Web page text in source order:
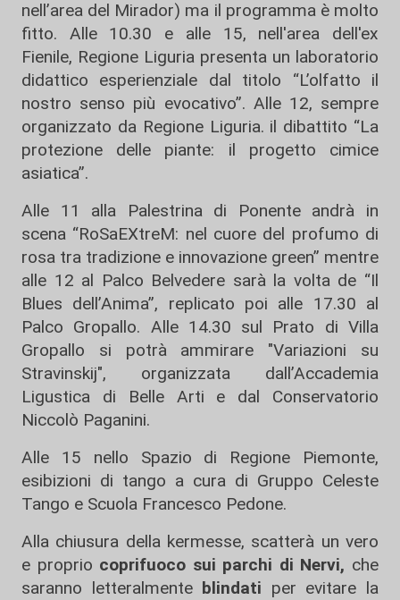
nell’area del Mirador) ma il programma è molto
fitto. Alle 10.30 e alle 15, nell'area dell'ex
Fienile, Regione Liguria presenta un laboratorio
didattico esperienziale dal titolo “L’olfatto il
nostro senso più evocativo”. Alle 12, sempre
organizzato da Regione Liguria. il dibattito “La
protezione delle piante: il progetto cimice
asiatica”.
Alle 11 alla Palestrina di Ponente andrà in
scena “RoSaEXtreM: nel cuore del profumo di
rosa tra tradizione e innovazione green” mentre
alle 12 al Palco Belvedere sarà la volta de “Il
Blues dell’Anima”, replicato poi alle 17.30 al
Palco Gropallo. Alle 14.30 sul Prato di Villa
Gropallo si potrà ammirare "Variazioni su
Stravinskij", organizzata dall’Accademia
Ligustica di Belle Arti e dal Conservatorio
Niccolò Paganini.
Alle 15 nello Spazio di Regione Piemonte,
esibizioni di tango a cura di Gruppo Celeste
Tango e Scuola Francesco Pedone.
Alla chiusura della kermesse, scatterà un vero
e proprio coprifuoco sui parchi di Nervi, che
saranno letteralmente blindati per evitare la